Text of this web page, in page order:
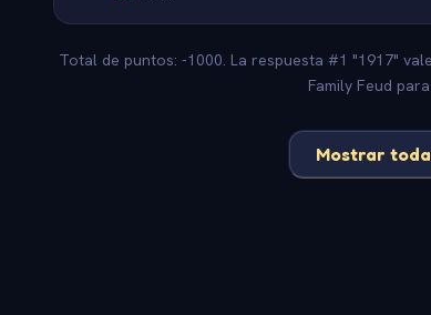
Total de puntos: -1000. La respuesta #1 "1917"
Family Feud
Mostrar